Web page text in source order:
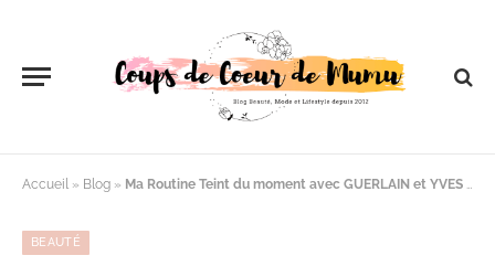
Accueil » Blog » Ma Routine Teint du moment avec GUERLAIN et YVES SAINT LAURENT !
BEAUTÉ